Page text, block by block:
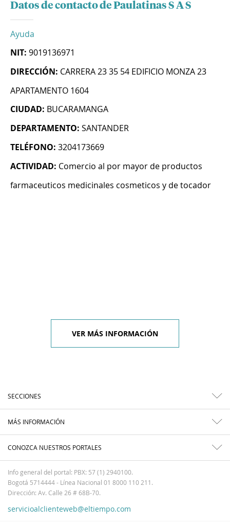
Datos de contacto de Paulatinas S A S
Ayuda
NIT: 9019136971
DIRECCIÓN: CARRERA 23 35 54 EDIFICIO MONZA 23
APARTAMENTO 1604
CIUDAD: BUCARAMANGA
DEPARTAMENTO: SANTANDER
TELÉFONO: 3204173669
ACTIVIDAD: Comercio al por mayor de productos
farmaceuticos medicinales cosmeticos y de tocador
VER MÁS INFORMACIÓN
SECCIONES
MÁS INFORMACIÓN
CONOZCA NUESTROS PORTALES
Info general del portal: PBX: 57 (1) 2940100.
Bogotá 5714444 - Línea Nacional 01 8000 110 211.
Dirección: Av. Calle 26 # 68B-70.
servicioalclienteweb@eltiempo.com